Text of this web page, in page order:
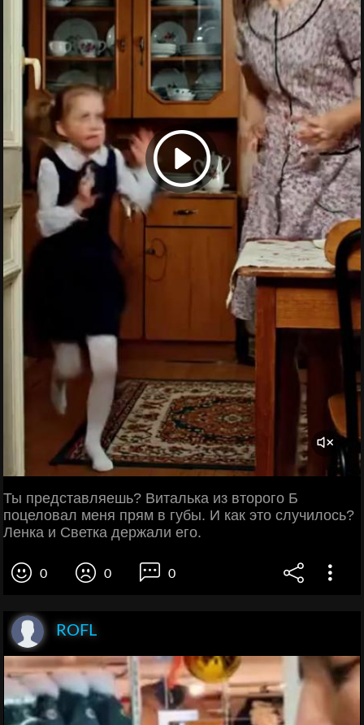
Ты представляешь? Виталька из второго Б
поцеловал меня прям в губы. И как это случилось?
Ленка и Светка держали его.
0 0 0
ROFL